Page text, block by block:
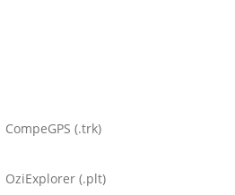
CompeGPS (.trk)
OziExplorer (.plt)